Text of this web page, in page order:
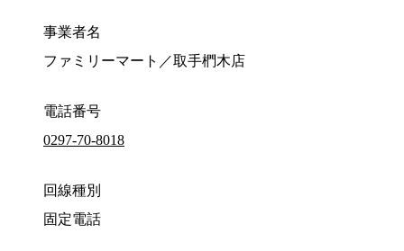
事業者名
ファミリーマート／取手椚木店
電話番号
0297-70-8018
回線種別
固定電話